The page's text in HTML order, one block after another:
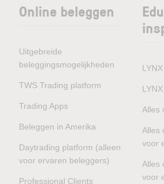
Online beleggen
Uitgebreide
beleggingsmogelijkheden
TWS Trading platform
Trading Apps
Beleggen in Amerika
Daytrading platform (alleen
voor ervaren beleggers)
Professional Clients
Alles
Alles
voor
Alles
voor